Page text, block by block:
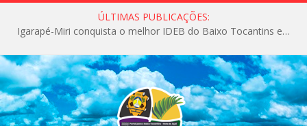
ÚLTIMAS PUBLICAÇÕES:
Igarapé-Miri conquista o melhor IDEB do Baixo Tocantins e avança na qualidade da educação pública